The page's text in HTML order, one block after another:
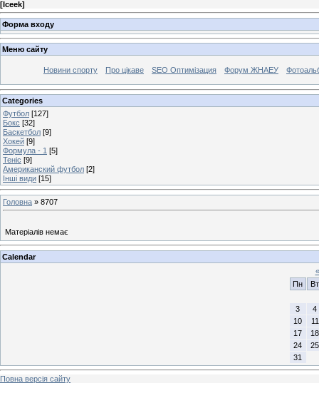
[Iceek]
Форма входу
Меню сайту
Новини спорту Про цікаве SEO Оптимізация Форум ЖНАЕУ
Categories
Футбол [127]
Бокс [32]
Баскетбол [9]
Хокей [9]
Формула - 1 [5]
Теніс [9]
Американский футбол [2]
Інші види [15]
Головна » 8707
Матеріалів немає
Calendar
«
Пн
Вт
3
4
10
11
17
18
24
25
31
Повна версія сайту